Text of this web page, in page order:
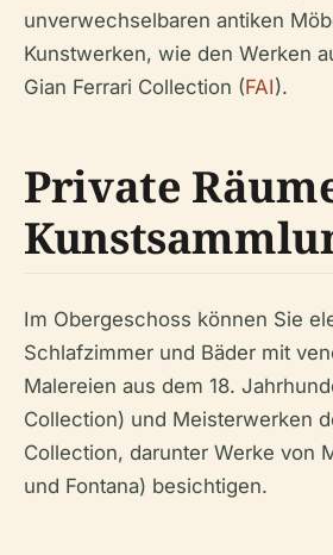
unverwechselbaren antiken
Kunstwerken, wie den Werken
Gian Ferrari Collection (FAI).
Private
Im Obergeschoss können Sie
Schlafzimmer und Bäder mit
Malereien aus dem 18.
Collection) und Meisterwerken
Collection, darunter Werke von
und Fontana) besichtigen.